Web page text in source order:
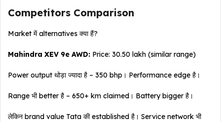
Competitors Comparison
Market में alternatives क्या हैं?
Mahindra XEV 9e AWD: Price: ₹30.50 lakh (similar range)
Power output थोड़ा ज्यादा है – 350 bhp। Performance edge है।
Range भी better है – 650+ km claimed। Battery bigger है।
लेकिन brand value Tata की established है। Service network भी